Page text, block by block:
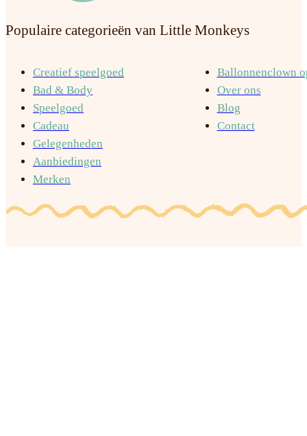
Populaire categorieën van Little Monkeys
Creatief speelgoed
Bad & Body
Speelgoed
Cadeau
Gelegenheden
Aanbiedingen
Merken
Ballonnenclown
Over ons
Blog
Contact